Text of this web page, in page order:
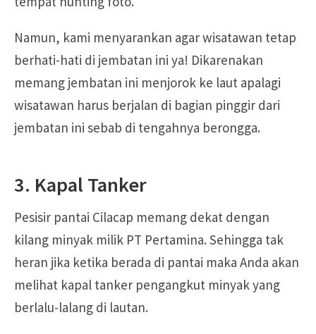
Namun, kami menyarankan agar wisatawan tetap
berhati-hati di jembatan ini ya! Dikarenakan
memang jembatan ini menjorok ke laut apalagi
wisatawan harus berjalan di bagian pinggir dari
jembatan ini sebab di tengahnya berongga.
3. Kapal Tanker
Pesisir pantai Cilacap memang dekat dengan
kilang minyak milik PT Pertamina. Sehingga tak
heran jika ketika berada di pantai maka Anda akan
melihat kapal tanker pengangkut minyak yang
berlalu-lalang di lautan.